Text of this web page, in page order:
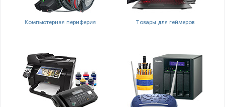
Компьютерная периферия Товары для геймеров